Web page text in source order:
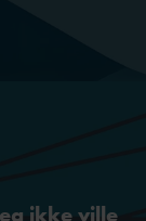
ikke ville